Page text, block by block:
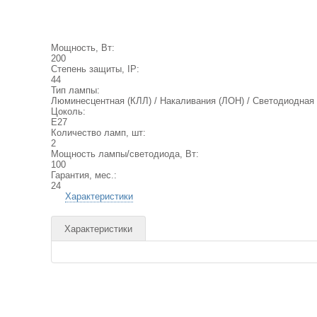
Мощность, Вт:
200
Степень защиты, IP:
44
Тип лампы:
Люминесцентная (КЛЛ) / Накаливания (ЛОН) / Светодиодная
Цоколь:
E27
Количество ламп, шт:
2
Мощность лампы/светодиода, Вт:
100
Гарантия, мес.:
24
Характеристики
Характеристики